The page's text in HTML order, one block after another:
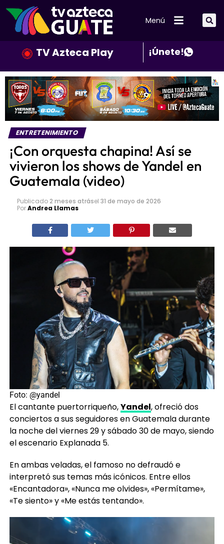
Menú
TV Azteca Play ¡Únete!
ENTRETENIMIENTO
¡Con orquesta chapina! Así se
vivieron los shows de Yandel en
Guatemala (video)
Publicado2 meses atrásel 31 de mayo de 2026
PorAndrea Llamas
Foto: @yandel
El cantante puertorriqueño,Yandel, ofreció dos
conciertos a sus seguidores en Guatemala durante
la noche del viernes 29 y sábado 30 de mayo, siendo
el escenario Explanada 5.
En ambas veladas, el famoso no defraudó e
interpretó sus temas más icónicos. Entre ellos
«Encantadora», «Nunca me olvides», «Permítame»,
«Te siento» y «Me estás tentando».